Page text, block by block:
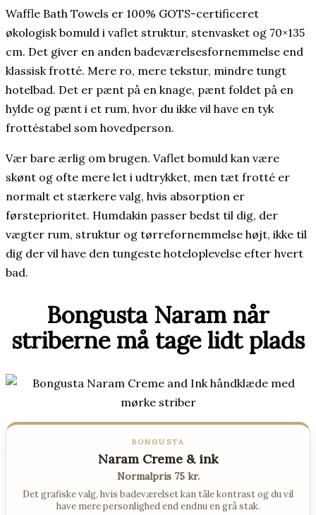
Waffle Bath Towels er 100% GOTS-certificeret
økologisk bomuld i vaflet struktur, stenvasket og 70×135
cm. Det giver en anden badeværelsesfornemmelse end
klassisk frotté. Mere ro, mere tekstur, mindre tungt
hotelbad. Det er pænt på en knage, pænt foldet på en
hylde og pænt i et rum, hvor du ikke vil have en tyk
frottéstabel som hovedperson.
Vær bare ærlig om brugen. Vaflet bomuld kan være
skønt og ofte mere let i udtrykket, men tæt frotté er
normalt et stærkere valg, hvis absorption er
førsteprioritet. Humdakin passer bedst til dig, der
vægter rum, struktur og tørrefornemmelse højt, ikke til
dig der vil have den tungeste hoteloplevelse efter hvert
bad.
Bongusta Naram når
striberne må tage lidt plads
BONGUSTA
Naram Creme & ink
Normalpris 75 kr.
Det grafiske valg, hvis badeværelset kan tåle kontrast og du vil
have mere personlighed end endnu en grå stak.